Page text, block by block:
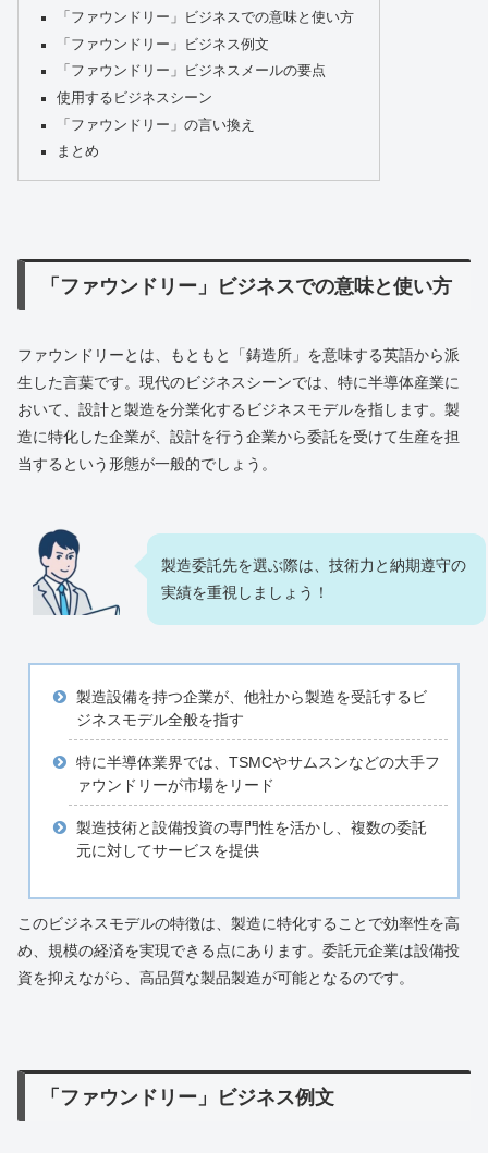
「ファウンドリー」ビジネスでの意味と使い方
「ファウンドリー」ビジネス例文
「ファウンドリー」ビジネスメールの要点
使用するビジネスシーン
「ファウンドリー」の言い換え
まとめ
「ファウンドリー」ビジネスでの意味と使い方
ファウンドリーとは、もともと「鋳造所」を意味する英語から派
生した言葉です。現代のビジネスシーンでは、特に半導体産業に
おいて、設計と製造を分業化するビジネスモデルを指します。製
造に特化した企業が、設計を行う企業から委託を受けて生産を担
当するという形態が一般的でしょう。
製造委託先を選ぶ際は、技術力と納期遵守の
実績を重視しましょう！
製造設備を持つ企業が、他社から製造を受託するビ
ジネスモデル全般を指す
特に半導体業界では、TSMCやサムスンなどの大手フ
ァウンドリーが市場をリード
製造技術と設備投資の専門性を活かし、複数の委託
元に対してサービスを提供
このビジネスモデルの特徴は、製造に特化することで効率性を高
め、規模の経済を実現できる点にあります。委託元企業は設備投
資を抑えながら、高品質な製品製造が可能となるのです。
「ファウンドリー」ビジネス例文